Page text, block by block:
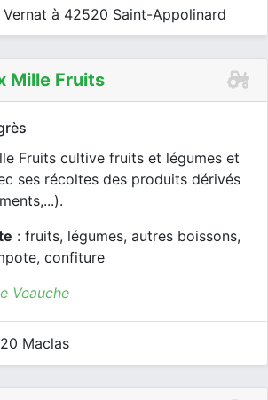
à 42520 Saint-Appolinard
Mille Fruits
Fruits cultive fruits et légumes et
ses récoltes des produits dérivés
: fruits, légumes, autres boissons,
confiture
Veauche
Maclas